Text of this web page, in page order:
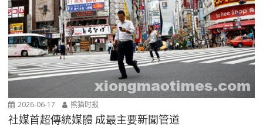
2026-06-17 熊猫时报
社媒首超傳統媒體 成最主要新聞管道